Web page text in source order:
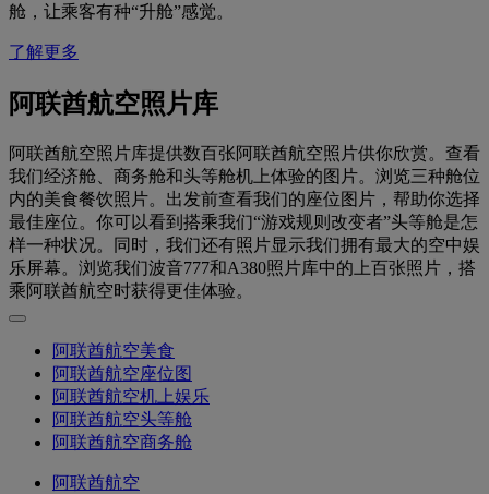
舱，让乘客有种“升舱”感觉。
了解更多
阿联酋航空照片库
阿联酋航空照片库提供数百张阿联酋航空照片供你欣赏。查看
我们经济舱、商务舱和头等舱机上体验的图片。浏览三种舱位
内的美食餐饮照片。出发前查看我们的座位图片，帮助你选择
最佳座位。你可以看到搭乘我们“游戏规则改变者”头等舱是怎
样一种状况。同时，我们还有照片显示我们拥有最大的空中娱
乐屏幕。浏览我们波音777和A380照片库中的上百张照片，搭
乘阿联酋航空时获得更佳体验。
阿联酋航空美食
阿联酋航空座位图
阿联酋航空机上娱乐
阿联酋航空头等舱
阿联酋航空商务舱
阿联酋航空